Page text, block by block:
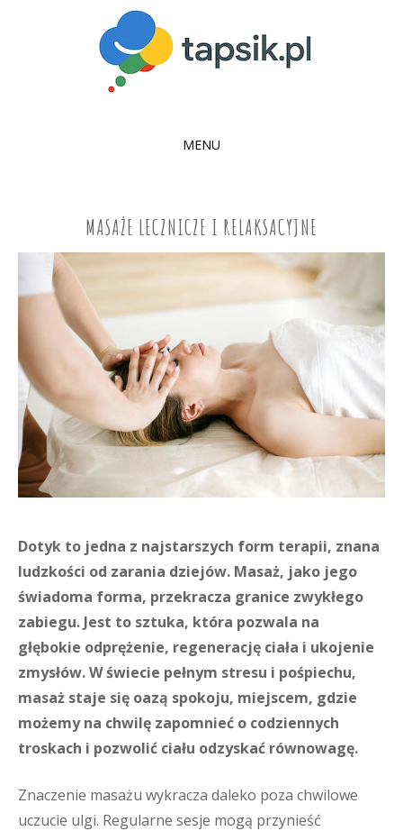
MENU
MASAŻE LECZNICZE I RELAKSACYJNE
Dotyk to jedna z najstarszych form terapii, znana
ludzkości od zarania dziejów. Masaż, jako jego
świadoma forma, przekracza granice zwykłego
zabiegu. Jest to sztuka, która pozwala na
głębokie odprężenie, regenerację ciała i ukojenie
zmysłów. W świecie pełnym stresu i pośpiechu,
masaż staje się oazą spokoju, miejscem, gdzie
możemy na chwilę zapomnieć o codziennych
troskach i pozwolić ciału odzyskać równowagę.
Znaczenie masażu wykracza daleko poza chwilowe
uczucie ulgi. Regularne sesje mogą przynieść